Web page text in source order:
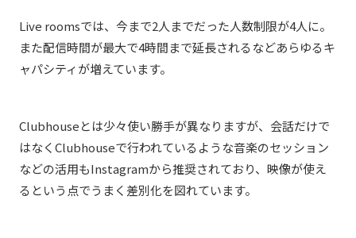
Live roomsでは、今まで2人までだった人数制限が4人に。
また配信時間が最大で4時間まで延長されるなどあらゆるキ
ャパシティが増えています。
Clubhouseとは少々使い勝手が異なりますが、会話だけで
はなくClubhouseで行われているような音楽のセッション
などの活用もInstagramから推奨されており、映像が使え
るという点でうまく差別化を図れています。